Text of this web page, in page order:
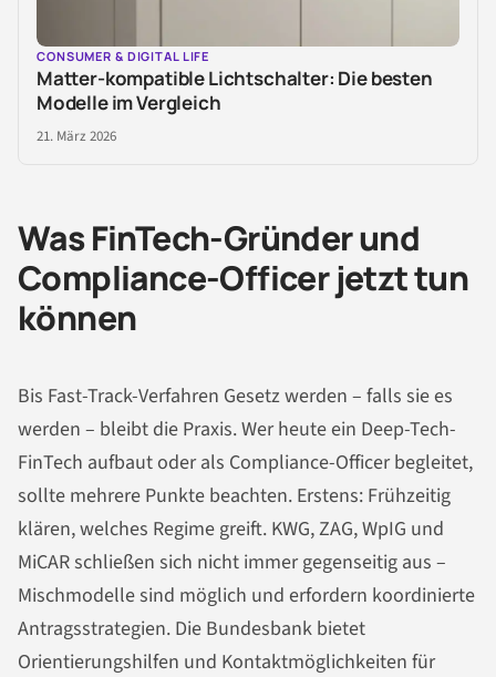
CONSUMER & DIGITAL LIFE
Matter-kompatible Lichtschalter: Die besten
Modelle im Vergleich
21. März 2026
Was FinTech-Gründer und
Compliance-Officer jetzt tun
können
Bis Fast-Track-Verfahren Gesetz werden – falls sie es
werden – bleibt die Praxis. Wer heute ein Deep-Tech-
FinTech aufbaut oder als Compliance-Officer begleitet,
sollte mehrere Punkte beachten. Erstens: Frühzeitig
klären, welches Regime greift. KWG, ZAG, WpIG und
MiCAR schließen sich nicht immer gegenseitig aus –
Mischmodelle sind möglich und erfordern koordinierte
Antragsstrategien. Die Bundesbank bietet
Orientierungshilfen und Kontaktmöglichkeiten für